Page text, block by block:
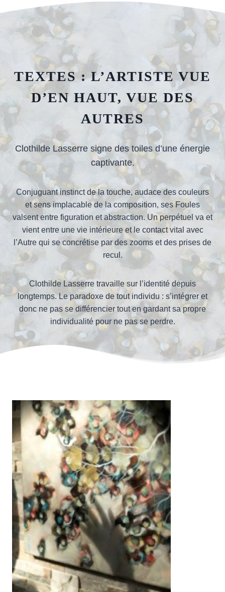
TEXTES : L’ARTISTE VUE
D’EN HAUT, VUE DES
AUTRES
Clothilde Lasserre signe des toiles d’une énergie
captivante.
Conjuguant instinct de la touche, audace des couleurs
et sens implacable de la composition, ses Foules
valsent entre figuration et abstraction. Un perpétuel va et
vient entre une vie intérieure et le contact vital avec
l’Autre qui se concrétise par des zooms et des prises de
recul.
Clothilde Lasserre travaille sur l’identité depuis
longtemps. Le paradoxe de tout individu : s’intégrer et
donc ne pas se différencier tout en gardant sa propre
individualité pour ne pas se perdre.